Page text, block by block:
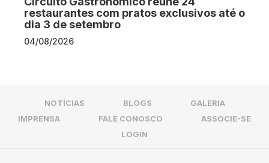
restaurantes com pratos exclusivos até o
dia 3 de setembro
04/08/2026
NOTÍCIAS BLOGS
GALERIA
IMPRENSA
FALE CONOSCO
ASSOCIE-SE
LOGIN